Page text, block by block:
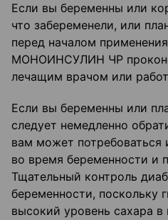
Если вы беременны или
что забеременели, или
перед началом
МОНОИНСУЛИН ЧР
лечащим врачом или
Если вы беременны или
следует немедленно
вам может потребоваться
во время беременности и
Тщательный контроль
беременности, поскольку
высокий уровень сахара в